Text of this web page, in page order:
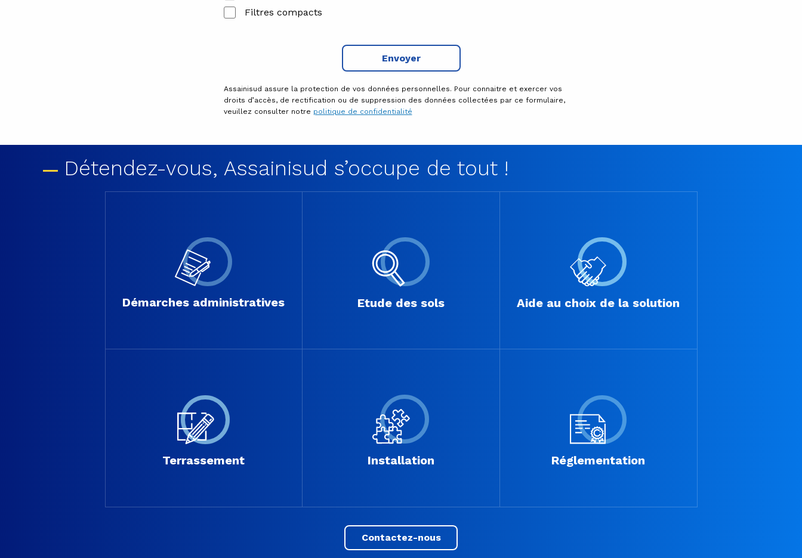
Filtres compacts
Envoyer
Assainisud assure la protection de vos données personnelles. Pour connaitre et exercer vos
droits d’accès, de rectification ou de suppression des données collectées par ce formulaire,
veuillez consulter notre politique de confidentialité
Détendez-vous, Assainisud s’occupe de tout !
Démarches administratives Etude des sols Aide au choix de la solution
Terrassement Installation Réglementation
Contactez-nous